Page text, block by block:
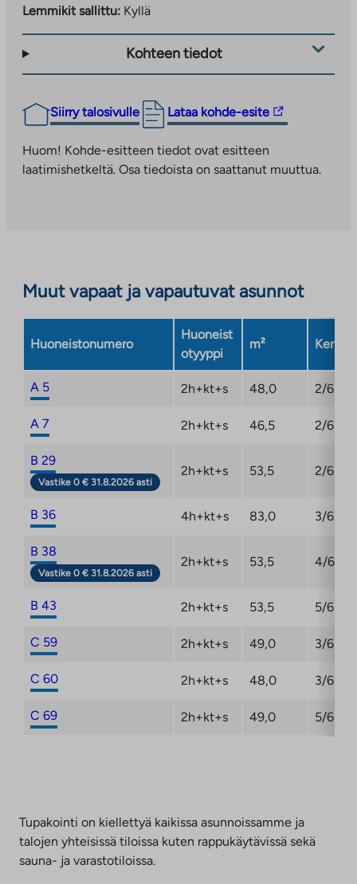
Lemmikit sallittu: Kyllä
Kohteen tiedot
Siirry talosivulle Lataa kohde-esite
Linkki
vie
ulkopuoliseen
palveluun.
Huom! Kohde-esitteen tiedot ovat esitteen
laatimishetkeltä. Osa tiedoista on saattanut muuttua.
Muut vapaat ja vapautuvat asunnot
Huoneistonumero
Huoneist
otyyppi
m² Kerros
A 5 2h+kt+s 48,0 2/6
A 7 2h+kt+s 46,5 2/6
B 29
Vastike 0 € 31.8.2026 asti
2h+kt+s 53,5 2/6
B 36 4h+kt+s 83,0 3/6
B 38
Vastike 0 € 31.8.2026 asti
2h+kt+s 53,5 4/6
B 43 2h+kt+s 53,5 5/6
C 59 2h+kt+s 49,0 3/6
C 60 2h+kt+s 48,0 3/6
C 69 2h+kt+s 49,0 5/6
Tupakointi on kiellettyä kaikissa asunnoissamme ja
talojen yhteisissä tiloissa kuten rappukäytävissä sekä
sauna- ja varastotiloissa.